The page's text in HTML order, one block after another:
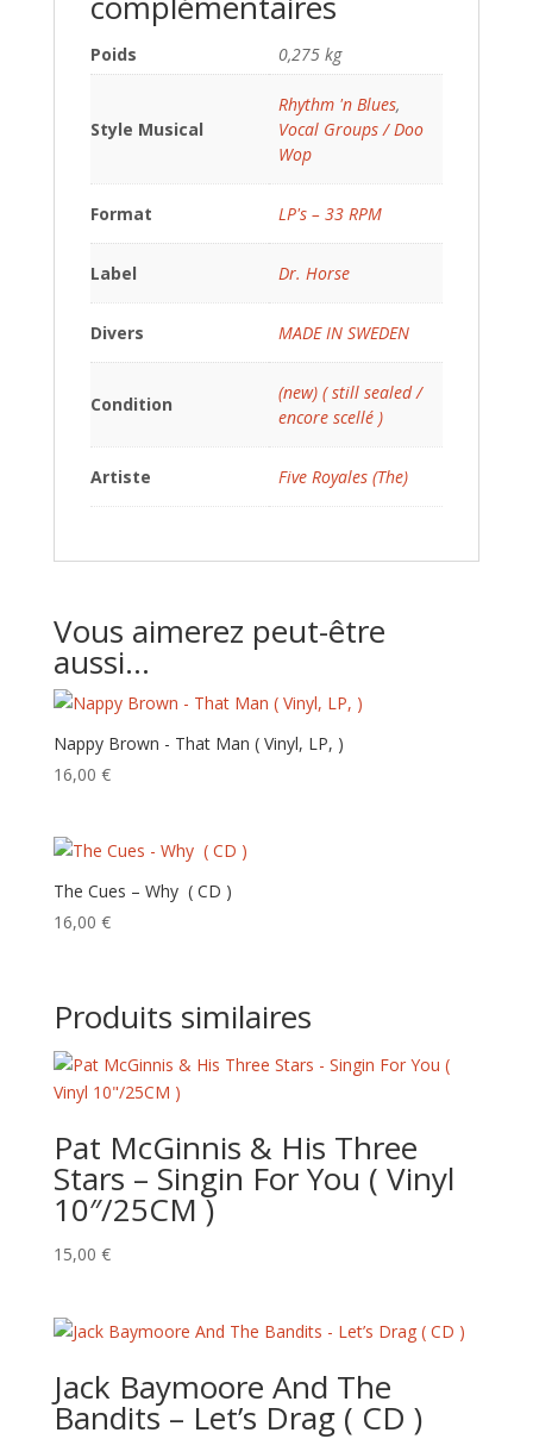
Poids 0,275 kg
Style Musical
Rhythm 'n Blues,
Vocal Groups / Doo
Wop
Format LP's – 33 RPM
Label Dr. Horse
Divers MADE IN SWEDEN
Condition
(new) ( still sealed /
encore scellé )
Artiste Five Royales (The)
Vous aimerez peut-être
aussi…
Nappy Brown ‎- That Man ( Vinyl, LP, )
16,00 €
The Cues – Why ( CD )
16,00 €
Produits similaires
Pat McGinnis & His Three
Stars – Singin For You ( Vinyl
10″/25CM )
15,00 €
Jack Baymoore And The
Bandits – Let’s Drag ( CD )